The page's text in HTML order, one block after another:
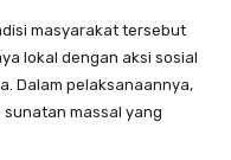
masyarakat tersebut
lokal dengan aksi sosial
Dalam pelaksanaannya,
massal yang